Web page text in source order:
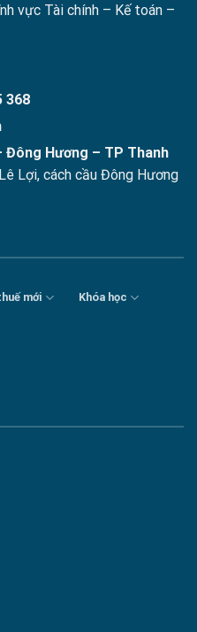
vực Tài chính – Kế toán –
368
Đông Hương – TP Thanh
Lợi, cách cầu Đông Hương
mới Khóa học